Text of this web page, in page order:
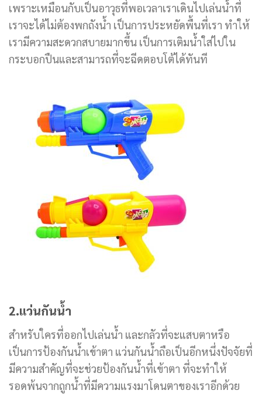
เพราะเหมือนกับเป็นอาวุธที่พอเวลาเราเดินไปเล่นน้ำที่
เราจะได้ไม่ต้องพกถังน้ำ เป็นการประหยัดพื้นที่เรา ทำให้
เรามีความสะดวกสบายมากขึ้น เป็นการเติมน้ำใส่ไปใน
กระบอกปืนและสามารถที่จะฉีดตอบโต้ได้ทันที
2.แว่นกันน้ำ
สำหรับใครที่ออกไปเล่นน้ำ และกลัวที่จะแสบตาหรือ
เป็นการป้องกันน้ำเข้าตา แว่นกันน้ำถือเป็นอีกหนึ่งปัจจัยที่
มีความสำคัญที่จะช่วยป้องกันน้ำที่เข้าตา ที่จะทำให้
รอดพ้นจากถูกน้ำที่มีความแรงมาโดนตาของเราอีกด้วย